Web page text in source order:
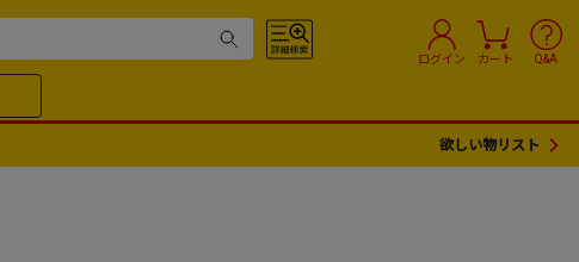
ログイン カート Q&A
欲しい物リスト